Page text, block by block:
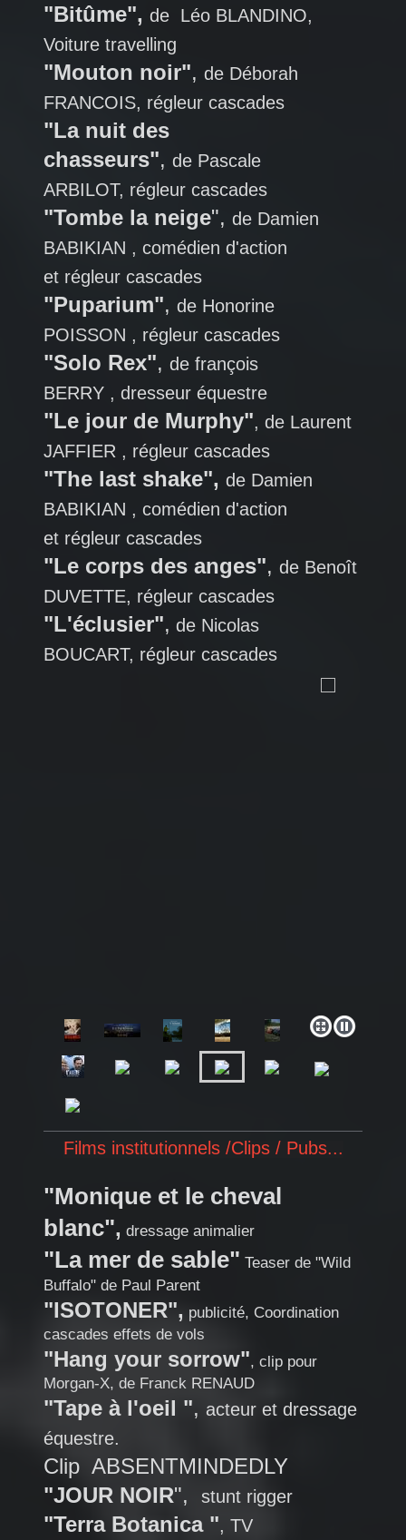
"Bitûme", de Léo BLANDINO,
Voiture travelling
"Mouton noir", de Déborah
FRANCOIS, régleur cascades
"La nuit des
chasseurs", de Pascale
ARBILOT, régleur cascades
"Tombe la neige", de Damien
BABIKIAN , comédien d'action
et régleur cascades
"Puparium", de Honorine
POISSON , régleur cascades
"Solo Rex", de françois
BERRY , dresseur équestre
"Le jour de Murphy", de Laurent
JAFFIER , régleur cascades
"The last shake", de Damien
BABIKIAN , comédien d'action
et régleur cascades
"Le corps des anges", de Benoît
DUVETTE, régleur cascades
"L'éclusier", de Nicolas
BOUCART, régleur cascades
Films institutionnels /Clips / Pubs...
"Monique et le cheval
blanc", dressage animalier
"La mer de sable" Teaser de "Wild
Buffalo" de Paul Parent
"ISOTONER", publicité, Coordination
cascades effets de vols
"Hang your sorrow", clip pour
Morgan-X, de Franck RENAUD
"Tape à l'oeil ", acteur et dressage
équestre.
Clip ABSENTMINDEDLY
"JOUR NOIR", stunt rigger
"Terra Botanica ", TV